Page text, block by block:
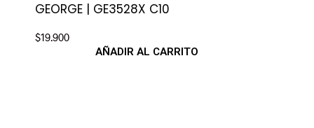
GEORGE | GE3528X C10
$19.900
AÑADIR AL CARRITO